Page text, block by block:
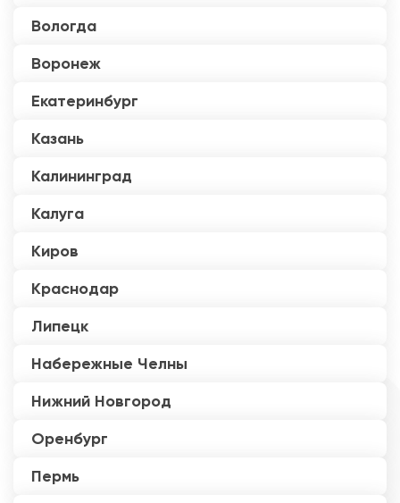
Вологда
Воронеж
Екатеринбург
Казань
Калининград
Калуга
Киров
Краснодар
Липецк
Набережные Челны
Нижний Новгород
Оренбург
Пермь